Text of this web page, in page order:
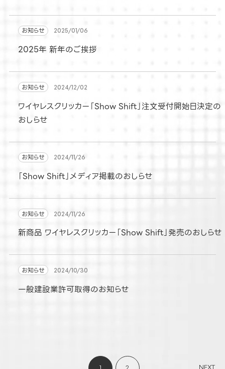
お知らせ 2025/01/06
2025年 新年のご挨拶
お知らせ 2024/12/02
ワイヤレスクリッカー「Show Shift」注文受付開始日決定の
おしらせ
お知らせ 2024/11/26
「Show Shift」メディア掲載のおしらせ
お知らせ 2024/11/26
新商品 ワイヤレスクリッカー「Show Shift」発売のおしらせ
お知らせ 2024/10/30
一般建設業許可取得のお知らせ
NEXT